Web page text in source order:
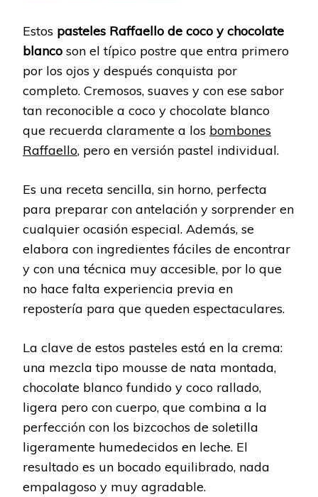
Estos pasteles Raffaello de coco y chocolate
blanco son el típico postre que entra primero
por los ojos y después conquista por
completo. Cremosos, suaves y con ese sabor
tan reconocible a coco y chocolate blanco
que recuerda claramente a los bombones
Raffaello, pero en versión pastel individual.
Es una receta sencilla, sin horno, perfecta
para preparar con antelación y sorprender en
cualquier ocasión especial. Además, se
elabora con ingredientes fáciles de encontrar
y con una técnica muy accesible, por lo que
no hace falta experiencia previa en
repostería para que queden espectaculares.
La clave de estos pasteles está en la crema:
una mezcla tipo mousse de nata montada,
chocolate blanco fundido y coco rallado,
ligera pero con cuerpo, que combina a la
perfección con los bizcochos de soletilla
ligeramente humedecidos en leche. El
resultado es un bocado equilibrado, nada
empalagoso y muy agradable.